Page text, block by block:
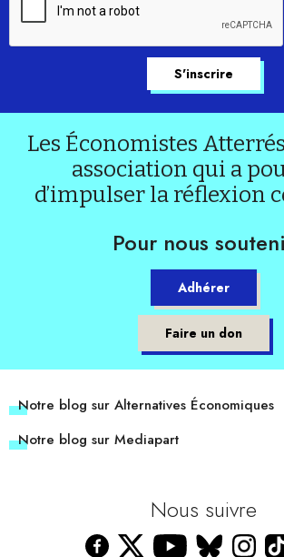
Les Économistes
association qui a
d’impulser la réflexion
Pour nous
Adhérer
Faire un don
Notre blog sur Alternatives Économiques
Notre blog sur Mediapart
Nous suivre